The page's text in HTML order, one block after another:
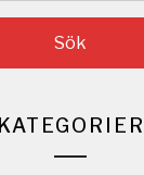
KATEGORIER